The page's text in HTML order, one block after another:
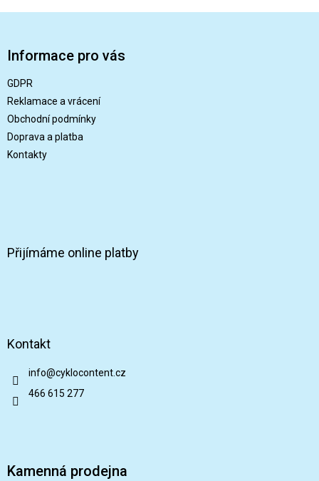
a
Informace pro vás
GDPR
Reklamace a vrácení
Obchodní podmínky
Doprava a platba
Kontakty
Přijímáme online platby
Kontakt
info@cyklocontent.cz
466 615 277
Kamenná prodejna